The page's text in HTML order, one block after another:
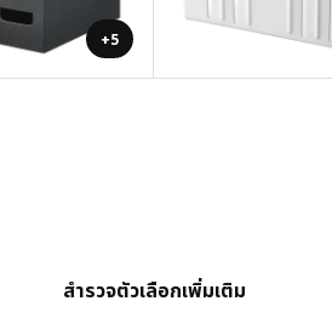
+5
สำรวจตัวเลือกเพิ่มเติม